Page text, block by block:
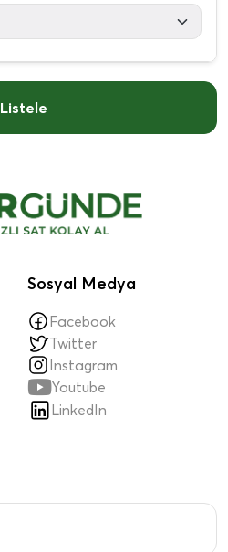
Listele
Sosyal Medya
Facebook
Twitter
Instagram
Youtube
LinkedIn